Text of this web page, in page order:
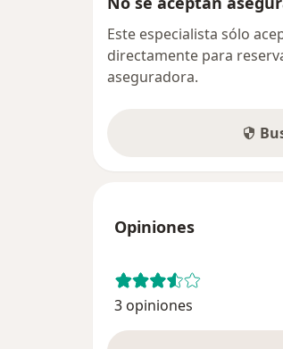
Este especialista sólo
directamente para
aseguradora.
Opiniones
3 opiniones